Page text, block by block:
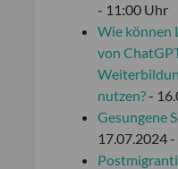
- 11:00 Uhr
Wie können
von
nutzen?-
Gesungene
17.07.2024